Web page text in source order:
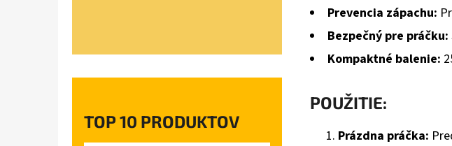
TOP 10 PRODUKTOV
Prevencia zápachu:
Bezpečný pre práčku:
Kompaktné balenie:
POUŽITIE:
Prázdna práčka: